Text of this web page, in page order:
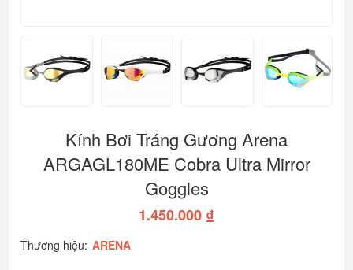
Kính Bơi Tráng Gương Arena
ARGAGL180ME Cobra Ultra Mirror
Goggles
1.450.000 ₫
Thương hiệu: ARENA